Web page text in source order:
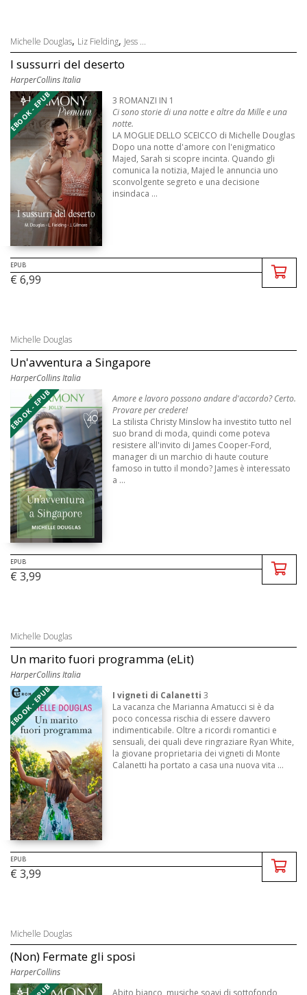
Michelle Douglas, Liz Fielding, Jess ...
I sussurri del deserto
HarperCollins Italia
EBOOK - EPUB
3 ROMANZI IN 1
Ci sono storie di una notte e altre da Mille e una
notte.
LA MOGLIE DELLO SCEICCO di Michelle Douglas
Dopo una notte d'amore con l'enigmatico
Majed, Sarah si scopre incinta. Quando gli
comunica la notizia, Majed le annuncia uno
sconvolgente segreto e una decisione
insindaca ...
EPUB
€ 6,99
Michelle Douglas
Un'avventura a Singapore
HarperCollins Italia
EBOOK - EPUB
Amore e lavoro possono andare d'accordo? Certo.
Provare per credere!
La stilista Christy Minslow ha investito tutto nel
suo brand di moda, quindi come poteva
resistere all'invito di James Cooper-Ford,
manager di un marchio di haute couture
famoso in tutto il mondo? James è interessato
a ...
EPUB
€ 3,99
Michelle Douglas
Un marito fuori programma (eLit)
HarperCollins Italia
EBOOK - EPUB I vigneti di Calanetti 3
La vacanza che Marianna Amatucci si è da
poco concessa rischia di essere davvero
indimenticabile. Oltre a ricordi romantici e
sensuali, dei quali deve ringraziare Ryan White,
la giovane proprietaria dei vigneti di Monte
Calanetti ha portato a casa una nuova vita ...
EPUB
€ 3,99
Michelle Douglas
(Non) Fermate gli sposi
HarperCollins
Abito bianco, musiche soavi di sottofondo,